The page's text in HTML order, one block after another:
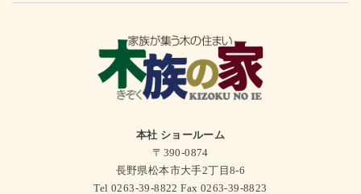
本社 ショールーム
〒390-0874
長野県松本市大手2丁目8-6
Tel 0263-39-8822 Fax 0263-39-8823